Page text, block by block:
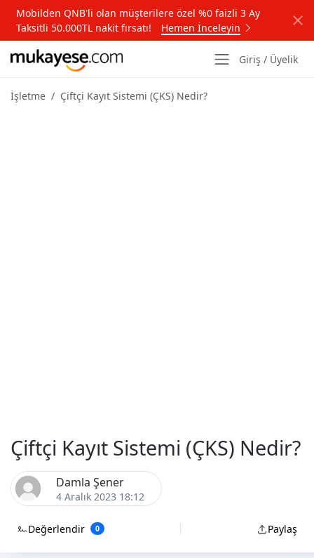
Mobilden QNB'li olan müşterilere özel %0 faizli 3 Ay
Taksitli 50.000TL nakit fırsatı!
Hemen İnceleyin
Giriş / Üyelik
İşletme Çiftçi Kayıt Sistemi (ÇKS) Nedir?
Çiftçi Kayıt Sistemi (ÇKS) Nedir?
Damla Şener
4 Aralık 2023 18:12
Değerlendir 0 Paylaş